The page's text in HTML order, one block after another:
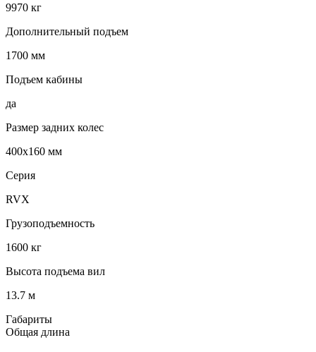
9970 кг
Дополнительный подъем
1700 мм
Подъем кабины
да
Размер задних колес
400х160 мм
Серия
RVX
Грузоподъемность
1600 кг
Высота подъема вил
13.7 м
Габариты
Общая длина